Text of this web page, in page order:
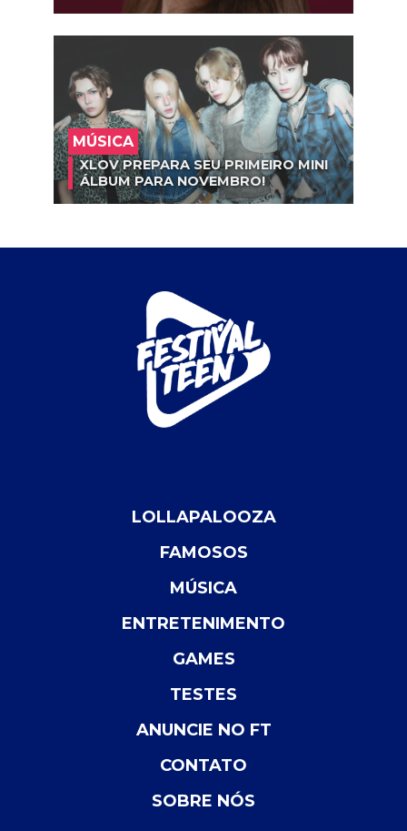
MÚSICA
XLOV PREPARA SEU PRIMEIRO MINI
ÁLBUM PARA NOVEMBRO!
LOLLAPALOOZA
FAMOSOS
MÚSICA
ENTRETENIMENTO
GAMES
TESTES
ANUNCIE NO FT
CONTATO
SOBRE NÓS